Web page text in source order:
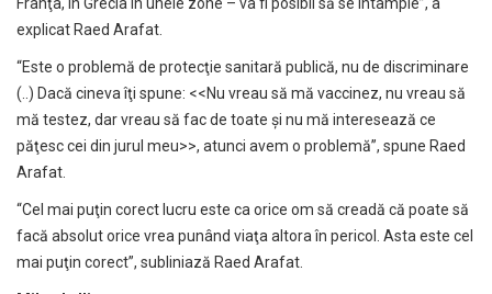
explicat Raed Arafat.
“Este o problemă de protecţie sanitară publică, nu de discriminare
(..) Dacă cineva îţi spune: <<Nu vreau să mă vaccinez, nu vreau să
mă testez, dar vreau să fac de toate şi nu mă interesează ce
păţesc cei din jurul meu>>, atunci avem o problemă”, spune Raed
Arafat.
“Cel mai puţin corect lucru este ca orice om să creadă că poate să
facă absolut orice vrea punând viaţa altora în pericol. Asta este cel
mai puţin corect”, subliniază Raed Arafat.